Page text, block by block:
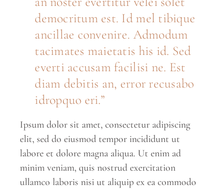
democritum est. Id mel tibique
ancillae convenire. Admodum
tacimates maietatis his id. Sed
everti accusam facilisi ne. Est
diam debitis an, error recusabo
idropquo eri.
Ipsum dolor sit amet, consectetur adipiscing
elit, sed do eiusmod tempor incididunt ut
labore et dolore magna aliqua. Ut enim ad
minim veniam, quis nostrud exercitation
ullamco laboris nisi ut aliquip ex ea commodo